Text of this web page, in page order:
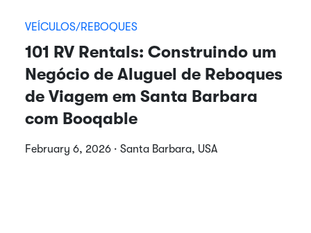
VEÍCULOS/REBOQUES
101 RV Rentals: Construindo um
Negócio de Aluguel de Reboques
de Viagem em Santa Barbara
com Booqable
February 6, 2026 · Santa Barbara, USA